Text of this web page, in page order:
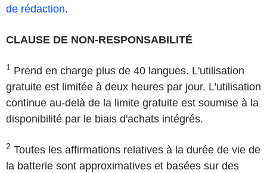
de rédaction.
CLAUSE DE NON-RESPONSABILITÉ
1 Prend en charge plus de 40 langues. L'utilisation
gratuite est limitée à deux heures par jour. L'utilisation
continue au-delà de la limite gratuite est soumise à la
disponibilité par le biais d'achats intégrés.
2 Toutes les affirmations relatives à la durée de vie de
la batterie sont approximatives et basées sur des